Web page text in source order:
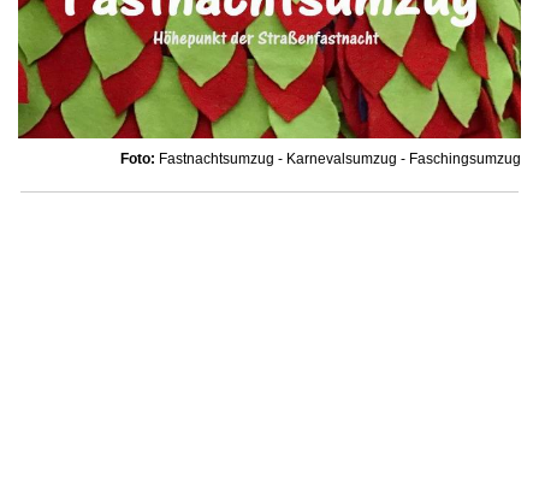
Foto: Fastnachtsumzug - Karnevalsumzug - Faschingsumzug